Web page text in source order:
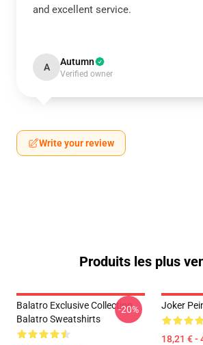
and excellent service.
A Autumn
Verified owner
Write your review
Produits les plus
Balatro Exclusive Collection
Balatro Sweatshirts
-20% Joker
18,21 € -